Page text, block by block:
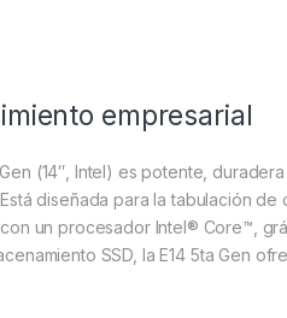
empresarial
(14″, Intel) es potente,
diseñada para la tabulación
un procesador Intel® Core™,
SSD, la E14 5ta Gen